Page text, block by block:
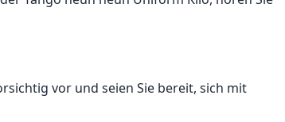
vor und seien Sie bereit, sich mit